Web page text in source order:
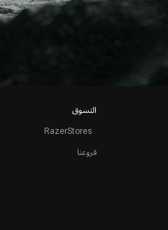
التسوق
RazerStores
فروعنا